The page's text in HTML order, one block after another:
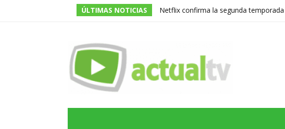
ÚLTIMAS NOTICIAS
Netflix confirma la segunda temporada